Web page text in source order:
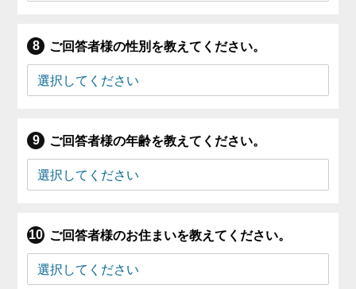
ご回答者様の性別を教えてください。
ご回答者様の年齢を教えてください。
ご回答者様のお住まいを教えてください。